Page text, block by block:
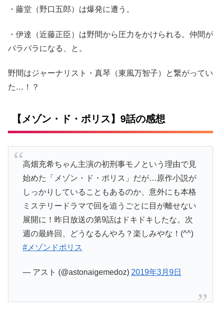
・藤堂（野口五郎）は爆発に遭う。
・伊達（近藤正臣）は野間から圧力をかけられる。仲間が
バラバラになる、と。
野間はジャーナリスト・真琴（東風万智子）と繋がってい
た…！？
【メゾン・ド・ポリス】9話の感想
高畑充希ちゃん主演の初刑事モノという理由で見
始めた「メゾン・ド・ポリス」だが…原作小説が
しっかりしていることもあるのか、意外にも本格
ミステリードラマで回を追うごとに目が離せない
展開に！昨日放送の第9話はドキドキしたな。次
週の最終回、どうなるんやろ？楽しみやな！(^^)
#メゾンドポリス
— アスト (@astonaigemedoz) 2019年3月9日